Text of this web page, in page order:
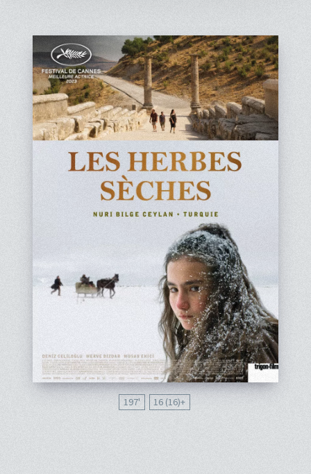
197' 16 (16)